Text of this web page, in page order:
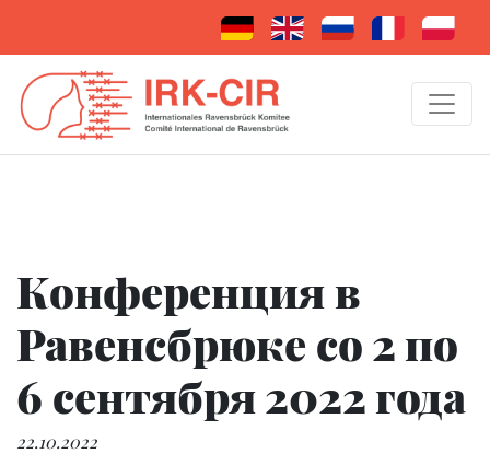
Конференция в
Равенсбрюке со 2 по
6 сентября 2022 года
22.10.2022